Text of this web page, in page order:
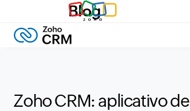
Blog
Zoho CRM: aplicativo de